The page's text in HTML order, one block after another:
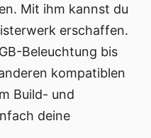
Mit ihm kannst du
erschaffen.
Beleuchtung bis
kompatiblen
Build- und
deine